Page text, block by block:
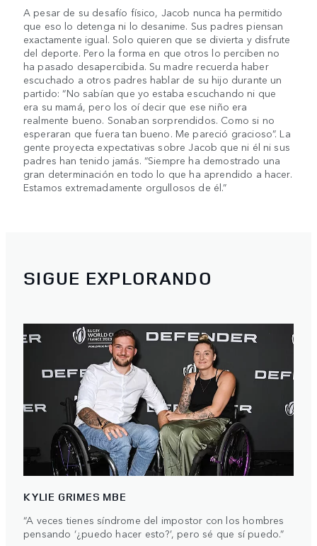
A pesar de su desafío físico, Jacob nunca ha permitido
que eso lo detenga ni lo desanime. Sus padres piensan
exactamente igual. Solo quieren que se divierta y disfrute
del deporte. Pero la forma en que otros lo perciben no
ha pasado desapercibida. Su madre recuerda haber
escuchado a otros padres hablar de su hijo durante un
partido: “No sabían que yo estaba escuchando ni que
era su mamá, pero los oí decir que ese niño era
realmente bueno. Sonaban sorprendidos. Como si no
esperaran que fuera tan bueno. Me pareció gracioso”. La
gente proyecta expectativas sobre Jacob que ni él ni sus
padres han tenido jamás. “Siempre ha demostrado una
gran determinación en todo lo que ha aprendido a hacer.
Estamos extremadamente orgullosos de él.”
SIGUE EXPLORANDO
KYLIE GRIMES MBE
“A veces tienes síndrome del impostor con los hombres
pensando ‘¿puedo hacer esto?’, pero sé que sí puedo.”